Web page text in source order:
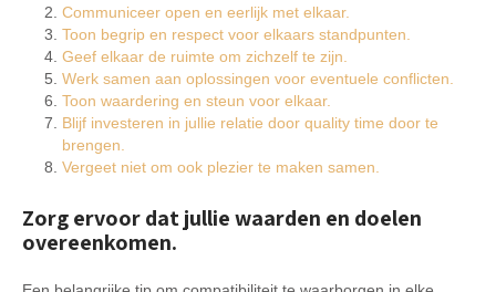
Communiceer open en eerlijk met elkaar.
Toon begrip en respect voor elkaars standpunten.
Geef elkaar de ruimte om zichzelf te zijn.
Werk samen aan oplossingen voor eventuele conflicten.
Toon waardering en steun voor elkaar.
Blijf investeren in jullie relatie door quality time door te
brengen.
Vergeet niet om ook plezier te maken samen.
Zorg ervoor dat jullie waarden en doelen
overeenkomen.